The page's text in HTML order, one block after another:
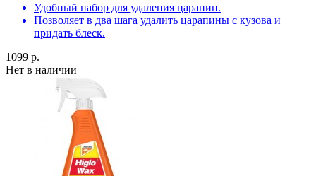
Удобный набор для удаления царапин.
Позволяет в два шага удалить царапины с кузова и
придать блеск.
1099 р.
Нет в наличии